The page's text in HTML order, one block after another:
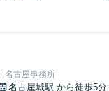
日
。遠
くだ
名古屋事務所
名古屋城駅 から徒歩5分